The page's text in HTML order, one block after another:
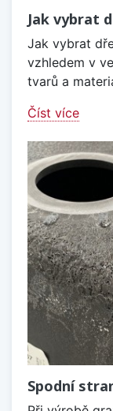
Jak vybrat
Jak vybrat
vzhledem v
tvarů a
Číst více
Spodní